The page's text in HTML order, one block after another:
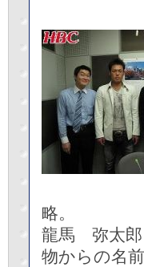
略。
龍馬 弥太
物からの名